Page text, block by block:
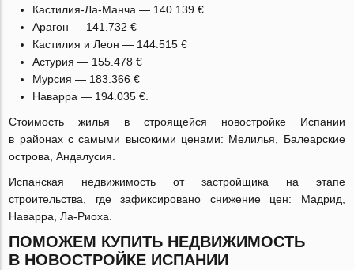
Кастилия-Ла-Манча — 140.139 €
Арагон — 141.732 €
Кастилия и Леон — 144.515 €
Астурия — 155.478 €
Мурсия — 183.366 €
Наварра — 194.035 €.
Стоимость жилья в строящейся новостройке Испании
в районах с самыми высокими ценами: Мелилья, Балеарские
острова, Андалусия.
Испанская недвижимость от застройщика на этапе
строительства, где зафиксировано снижение цен: Мадрид,
Наварра,Ла-Риоха.
ПОМОЖЕМ КУПИТЬ НЕДВИЖИМОСТЬ
В НОВОСТРОЙКЕ ИСПАНИИ